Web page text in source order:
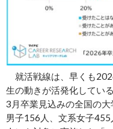
就活戦線は、早くも
生の動きが活発化してい
3月卒業見込みの全国の
男子156人、文系女子